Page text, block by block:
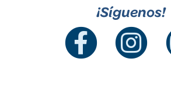
¡Síguenos!